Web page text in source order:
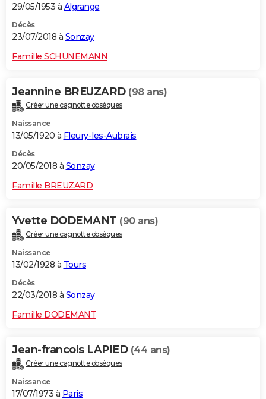
29/05/1953 à Algrange
Décès
23/07/2018 à Sonzay
Famille SCHUNEMANN
Jeannine BREUZARD (98 ans)
Créer une cagnotte obsèques
Naissance
13/05/1920 à Fleury-les-Aubrais
Décès
20/05/2018 à Sonzay
Famille BREUZARD
Yvette DODEMANT (90 ans)
Créer une cagnotte obsèques
Naissance
13/02/1928 à Tours
Décès
22/03/2018 à Sonzay
Famille DODEMANT
Jean-francois LAPIED (44 ans)
Créer une cagnotte obsèques
Naissance
17/07/1973 à Paris